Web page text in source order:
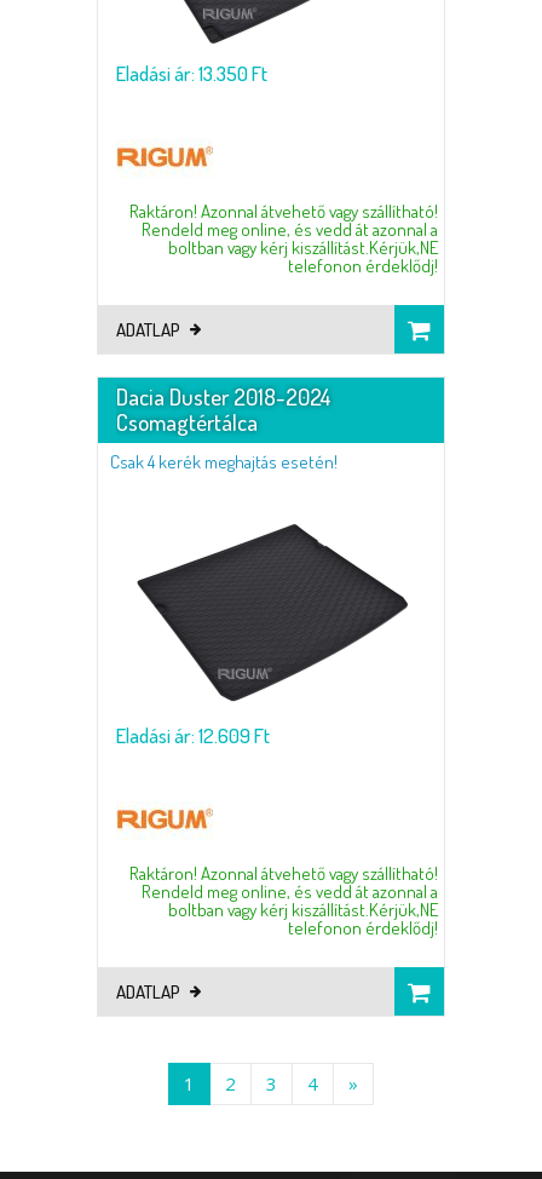
Eladási ár: 13.350 Ft
Raktáron! Azonnal átvehető vagy szállítható!
Rendeld meg online, és vedd át azonnal a
boltban vagy kérj kiszállítást.Kérjük,NE
telefonon érdeklődj!
ADATLAP
Dacia Duster 2018-2024
Csomagtértálca
Csak 4 kerék meghajtás esetén!
Eladási ár: 12.609 Ft
Raktáron! Azonnal átvehető vagy szállítható!
Rendeld meg online, és vedd át azonnal a
boltban vagy kérj kiszállítást.Kérjük,NE
telefonon érdeklődj!
ADATLAP
1 2 3 4 »